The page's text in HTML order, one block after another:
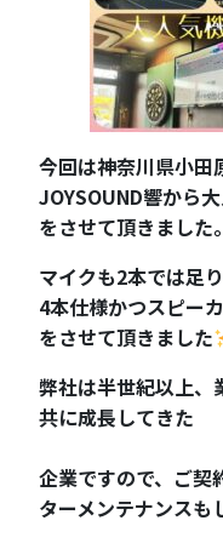
今回は神奈川県小田
JOYSOUND響から
をさせて頂きました。
マイクも2本では足
4本仕様かつスピー
をさせて頂きました
弊社は半世紀以上、
共に成長して
企業ですので、ご契
ターメンテナンスも